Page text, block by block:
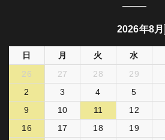
2026年8月
日 月 火 水
26
27 28 29
2
3 4 5
9
10 11 12
16
17 18 19